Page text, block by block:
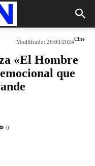
Cine
Modificado: 26/03/2024
«El Hombre
que
0